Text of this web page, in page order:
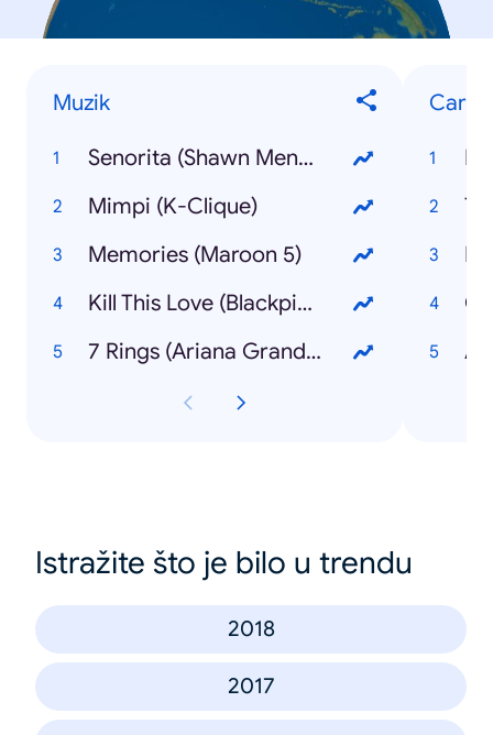
Muzik
Senorita (Shawn Mendes, Camilla Cabello)
Mimpi (K-Clique)
Memories (Maroon 5)
Kill This Love (Blackpink)
7 Rings (Ariana Grande)
Istražite što je bilo u trendu
2018
2017